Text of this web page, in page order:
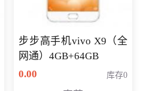
步步高手机vivo X9（全
网通）4GB+64GB
0.00
库存0